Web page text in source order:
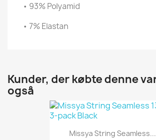
• 93% Polyamid
• 7% Elastan
Kunder, der købte denne
også
Missya String Seamless...